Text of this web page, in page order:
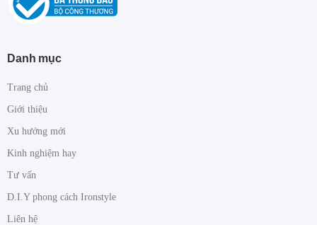
Danh mục
Trang chủ
Giới thiệu
Xu hướng mới
Kinh nghiệm hay
Tư vấn
D.I.Y phong cách Ironstyle
Liên hệ